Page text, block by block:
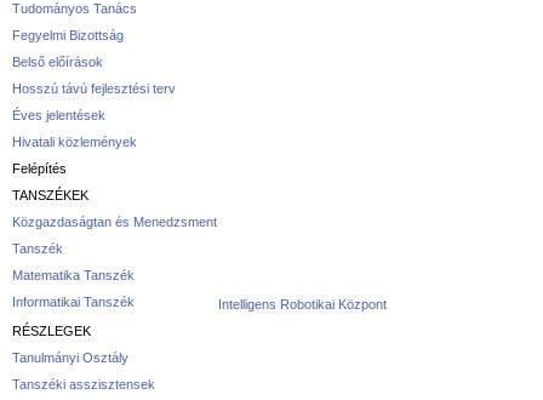
Tudományos Tanács
Fegyelmi Bizottság
Belső előírások
Hosszú távú fejlesztési terv
Éves jelentések
Hivatali közlemények
Felépítés
TANSZÉKEK
Közgazdaságtan és Menedzsment
Tanszék
Matematika Tanszék
Informatikai Tanszék
Intelligens Robotikai Központ
RÉSZLEGEK
Tanulmányi Osztály
Tanszéki asszisztensek